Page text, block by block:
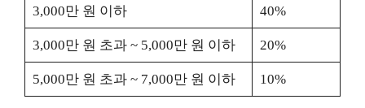
3,000만 원 이하 40%
3,000만 원 초과 ~ 5,000만 원 이하 20%
5,000만 원 초과 ~ 7,000만 원 이하 10%